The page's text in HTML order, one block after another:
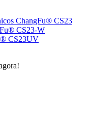
ChangFu® CS23
CS23-W
CS23UV